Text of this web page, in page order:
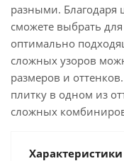
разными.
сможете выбрать
оптимально
сложных узоров
размеров и
плитку в одном из
сложных
Характеристики